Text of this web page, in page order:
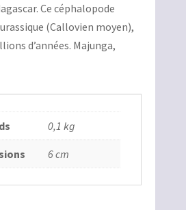
Ce céphalopode
(Callovien moyen),
d’années. Majunga,
0,1 kg
6 cm